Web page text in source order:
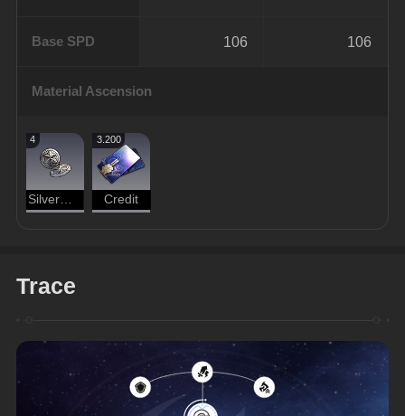
Base SPD 106 106
Material Ascension
4
Silvermane Badge
3.200
Credit
Trace